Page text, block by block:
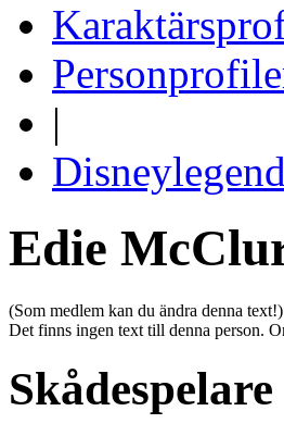
|
Edie
(Som medlem kan du ändra denna text!)
Det finns ingen text till denna person.
Skådespelare